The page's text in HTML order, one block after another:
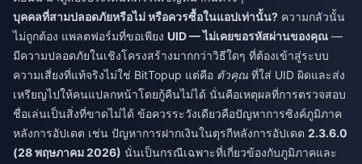
บุคคลที่สามปลอดภัยหรือไม่ หรือควรซื้อในแอปเท่านั้น? ความกลัวนั้น
ไม่ถูกต้อง แพลตฟอร์มที่ขอเพียง UID — ไม่เคยขอรหัสผ่านของคุณ —
มีความปลอดภัยในเชิงโครงสร้างมากกว่าวิธีใดๆ ที่ต้องเข้าสู่ระบบ
ความเสี่ยงที่แท้จริงไม่ใช่ BitTopup แต่คือ ตัวคุณ ที่ใส่ UID ผิดและส่ง
เหรียญไปให้คนแปลกหน้าโดยกู้คืนไม่ได้ นั่นคือเหตุผลที่การตรวจสอบ
ชื่อเล่นเป็นสิ่งที่ขาดไม่ได้ ข้อควรระวังเดียวคือปัญหาการซิงค์ภูมิภาค
หลังการอัปเดต เช่น ปัญหาการฝากเงินในตุรกีหลังการอัปเดต 2.3.6.0
(28 พฤษภาคม 2026) นั่นเป็นกรณีเฉพาะที่เกี่ยวข้องกับภูมิภาคและ